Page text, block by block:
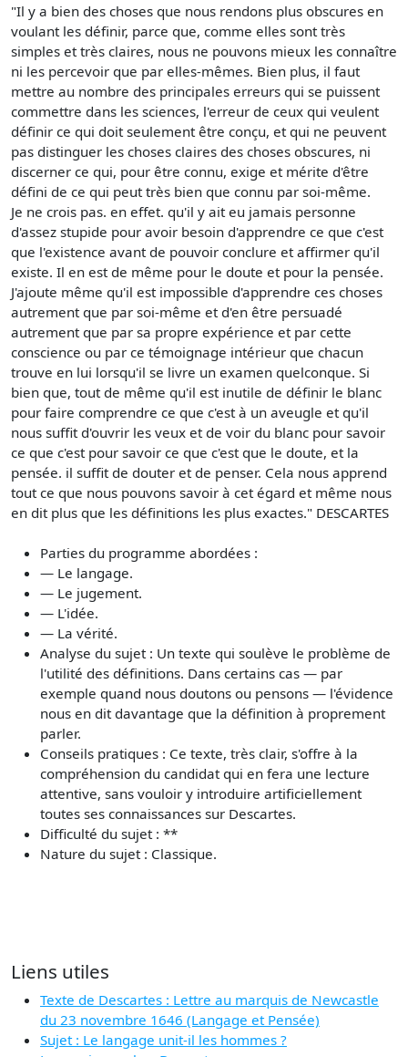
"Il y a bien des choses que nous rendons plus obscures en
voulant les définir, parce que, comme elles sont très
simples et très claires, nous ne pouvons mieux les connaître
ni les percevoir que par elles-mêmes. Bien plus, il faut
mettre au nombre des principales erreurs qui se puissent
commettre dans les sciences, l'erreur de ceux qui veulent
définir ce qui doit seulement être conçu, et qui ne peuvent
pas distinguer les choses claires des choses obscures, ni
discerner ce qui, pour être connu, exige et mérite d'être
défini de ce qui peut très bien que connu par soi-même.
Je ne crois pas. en effet. qu'il y ait eu jamais personne
d'assez stupide pour avoir besoin d'apprendre ce que c'est
que l'existence avant de pouvoir conclure et affirmer qu'il
existe. Il en est de même pour le doute et pour la pensée.
J'ajoute même qu'il est impossible d'apprendre ces choses
autrement que par soi-même et d'en être persuadé
autrement que par sa propre expérience et par cette
conscience ou par ce témoignage intérieur que chacun
trouve en lui lorsqu'il se livre un examen quelconque. Si
bien que, tout de même qu'il est inutile de définir le blanc
pour faire comprendre ce que c'est à un aveugle et qu'il
nous suffit d'ouvrir les veux et de voir du blanc pour savoir
ce que c'est pour savoir ce que c'est que le doute, et la
pensée. il suffit de douter et de penser. Cela nous apprend
tout ce que nous pouvons savoir à cet égard et même nous
en dit plus que les définitions les plus exactes." DESCARTES
Parties du programme abordées :
— Le langage.
— Le jugement.
— L'idée.
— La vérité.
Analyse du sujet : Un texte qui soulève le problème de
l'utilité des définitions. Dans certains cas — par
exemple quand nous doutons ou pensons — l'évidence
nous en dit davantage que la définition à proprement
parler.
Conseils pratiques : Ce texte, très clair, s'offre à la
compréhension du candidat qui en fera une lecture
attentive, sans vouloir y introduire artificiellement
toutes ses connaissances sur Descartes.
Difficulté du sujet : **
Nature du sujet : Classique.
Liens utiles
Texte de Descartes : Lettre au marquis de Newcastle
du 23 novembre 1646 (Langage et Pensée)
Sujet : Le langage unit-il les hommes ?